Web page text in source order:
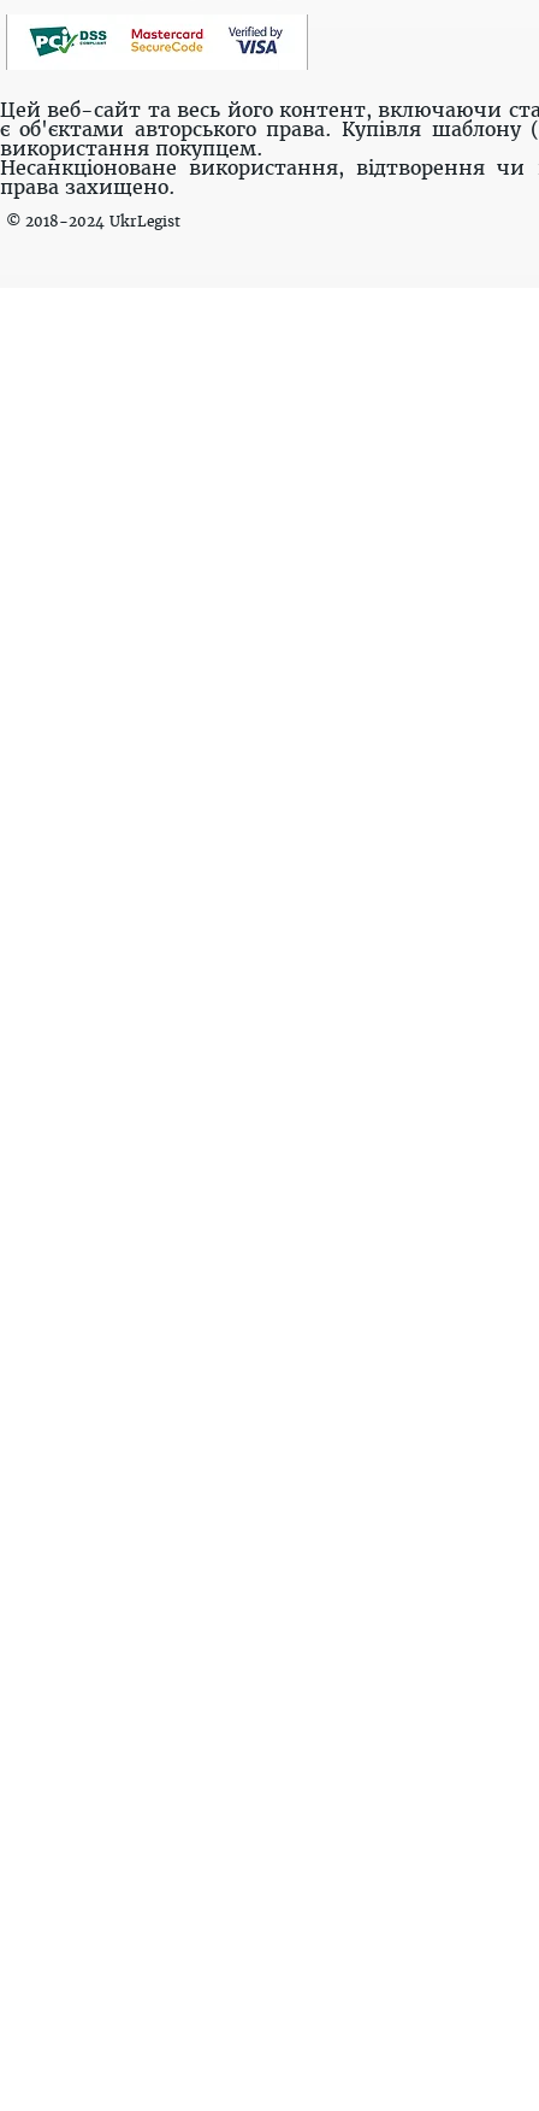
Цей веб-сайт та весь його контент, включаючи
є об'єктами авторського права. Купівля шаблону
використання покупцем.
Несанкціоноване використання, відтворення
права захищено.
© 2018-2024 UkrLegist